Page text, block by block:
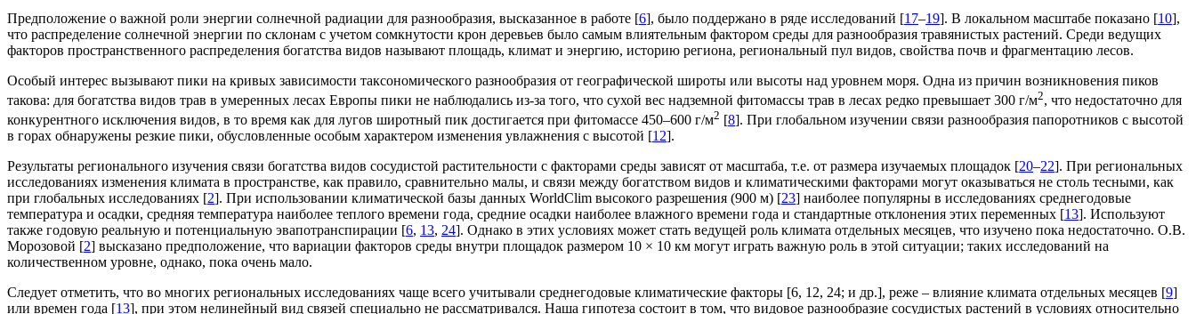
Предположение о важной роли энергии солнечной радиации для разнообразия, высказанное в работе [6], было поддержано в ряде исследований [17–19]. В локальном масштабе показано [10],
что распределение солнечной энергии по склонам с учетом сомкнутости крон деревьев было самым влиятельным фактором среды для разнообразия травянистых растений. Среди ведущих
факторов пространственного распределения богатства видов называют площадь, климат и энергию, историю региона, региональный пул видов, свойства почв и фрагментацию лесов.
Особый интерес вызывают пики на кривых зависимости таксономического разнообразия от географической широты или высоты над уровнем моря. Одна из причин возникновения пиков
такова: для богатства видов трав в умеренных лесах Европы пики не наблюдались из-за того, что сухой вес надземной фитомассы трав в лесах редко превышает 300 г/м2, что недостаточно для
конкурентного исключения видов, в то время как для лугов широтный пик достигается при фитомассе 450–600 г/м2 [8]. При глобальном изучении связи разнообразия папоротников с высотой
в горах обнаружены резкие пики, обусловленные особым характером изменения увлажнения с высотой [12].
Результаты регионального изучения связи богатства видов сосудистой растительности с факторами среды зависят от масштаба, т.е. от размера изучаемых площадок [20–22]. При региональных
исследованиях изменения климата в пространстве, как правило, сравнительно малы, и связи между богатством видов и климатическими факторами могут оказываться не столь тесными, как
при глобальных исследованиях [2]. При использовании климатической базы данных WorldClim высокого разрешения (900 м) [23] наиболее популярны в исследованиях среднегодовые
температура и осадки, средняя температура наиболее теплого времени года, средние осадки наиболее влажного времени года и стандартные отклонения этих переменных [13]. Используют
также годовую реальную и потенциальную эвапотранспирации [6, 13, 24]. Однако в этих условиях может стать ведущей роль климата отдельных месяцев, что изучено пока недостаточно. О.В.
Морозовой [2] высказано предположение, что вариации факторов среды внутри площадок размером 10 × 10 км могут играть важную роль в этой ситуации; таких исследований на
количественном уровне, однако, пока очень мало.
Следует отметить, что во многих региональных исследованиях чаще всего учитывали среднегодовые климатические факторы [6, 12, 24; и др.], реже – влияние климата отдельных месяцев [9]
или времен года [13], при этом нелинейный вид связей специально не рассматривался. Наша гипотеза состоит в том, что видовое разнообразие сосудистых растений в условиях относительно